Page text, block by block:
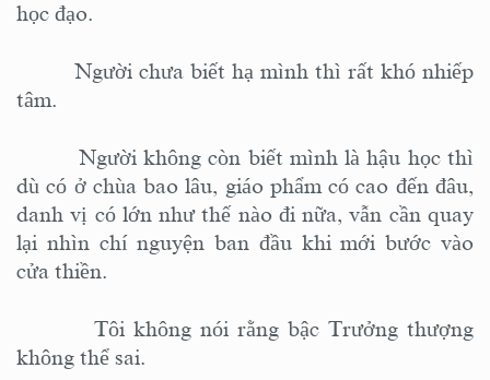
học đạo.
Người chưa biết hạ mình thì rất khó nhiếp
tâm.
Người không còn biết mình là hậu học thì
dù có ở chùa bao lâu, giáo phẩm có cao đến đâu,
danh vị có lớn nhưthế nào đi nữa, vẫn cần quay
lại nhìn chí nguyện ban đầu khi mới bước vào
cửa thiền.
Tôi không nói rằng bậc Trưởng thượng
không thể sai.